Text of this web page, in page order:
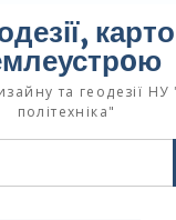
та геодезії НУ
політехніка"